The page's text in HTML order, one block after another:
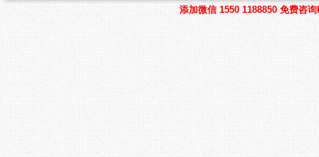
添加微信 1550 1188850 免费咨